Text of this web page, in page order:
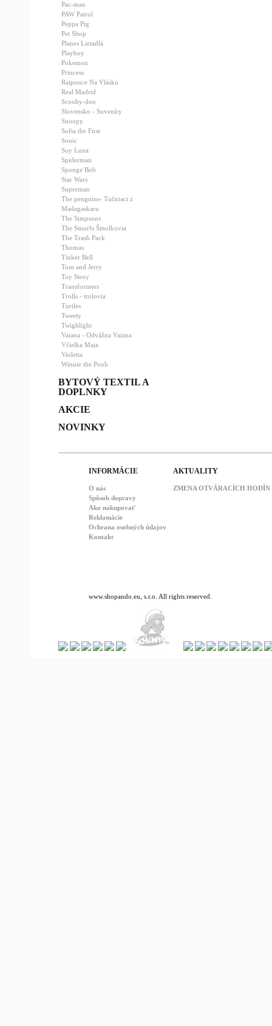
Pac-man
PAW Patrol
Peppa Pig
Pet Shop
Planes Lietadlá
Playboy
Pokemon
Princess
Raiponce Na Vlásku
Real Madrid
Scooby-doo
Slovensko - Suveníry
Snoopy
Sofia the First
Sonic
Soy Luna
Spiderman
Sponge Bob
Star Wars
Superman
The penguins- Tučniaci z
Madagaskaru
The Simpsons
The Smurfs Šmolkovia
The Trash Pack
Thomas
Tinker Bell
Tom and Jerry
Toy Story
Transformers
Trolls - trolovia
Turtles
Tweety
Twighlight
Vaiana - Odvážna Vaiana
Včielka Maja
Violetta
Winnie the Pooh
BYTOVÝ TEXTIL A
DOPLNKY
AKCIE
NOVINKY
INFORMÁCIE
O nás
Spôsob dopravy
Ako nakupovať
Reklamácie
Ochrana osobných údajov
Kontakt
AKTUALITY
ZMENA OTVÁRACÍCH HODÍN
www.shopando.eu, s.r.o. All rights reserved.